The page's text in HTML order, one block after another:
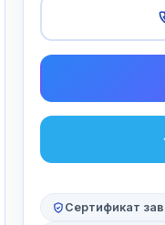
Сертификат